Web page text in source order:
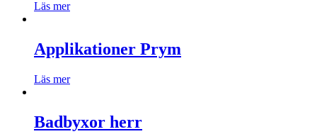
Läs mer
Applikationer Prym
Läs mer
Badbyxor herr